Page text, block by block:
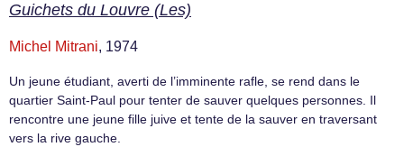
Guichets du Louvre (Les)
Michel Mitrani, 1974
Un jeune étudiant, averti de l’imminente rafle, se rend dans le
quartier Saint-Paul pour tenter de sauver quelques personnes. Il
rencontre une jeune fille juive et tente de la sauver en traversant
vers la rive gauche.